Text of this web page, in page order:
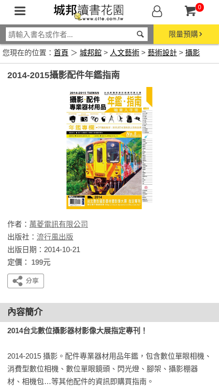
0
限量預購
您現在的位置： 首頁 ＞ 城邦館 > 人文藝術 > 藝術設計 > 攝影
2014-2015攝影配件年鑑指南
作者： 萬菱電訊有限公司
出版社： 流行風出版
出版日期：2014-10-21
定價： 199元
內容簡介
2014台北數位攝影器材影像大展指定專刊！
2014-2015 攝影。配件專業器材用品年鑑，包含數位單眼相機、
消費型數位相機、數位單眼鏡頭、閃光燈、腳架、攝影棚器
材、相機包…等其他配件的資訊即購買指南。